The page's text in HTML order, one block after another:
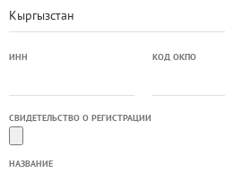
Кыргызстан
ИНН КОД ОКПО
СВИДЕТЕЛЬСТВО О РЕГИСТРАЦИИ
НАЗВАНИЕ